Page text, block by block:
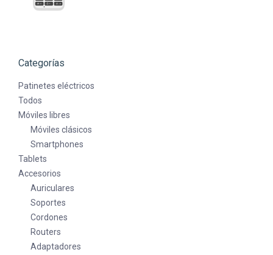
Categorías
Patinetes eléctricos
Todos
Móviles libres
Móviles clásicos
Smartphones
Tablets
Accesorios
Auriculares
Soportes
Cordones
Routers
Adaptadores